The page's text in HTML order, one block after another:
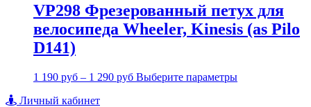
VP298 Фрезерованный петух для
велосипеда Wheeler, Kinesis (as Pilo
D141)
1 190 руб – 1 290 руб Выберите параметры
Личный кабинет